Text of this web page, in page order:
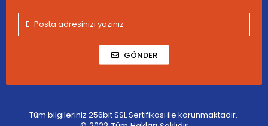
GÖNDER
Tüm bilgileriniz 256bit SSL Sertifikası ile korunmaktadır.